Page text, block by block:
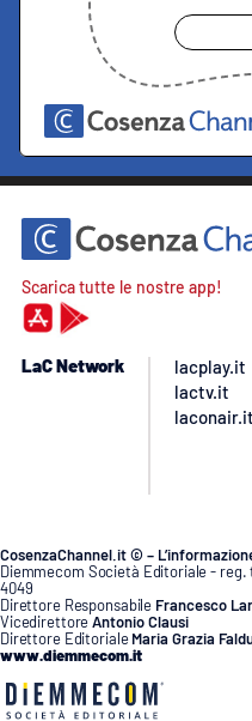
Scarica tutte le nostre app!
LaC Network
lacplay.it
lactv.it
laconair.it
CosenzaChannel.it © –
Diemmecom Società Editoriale - reg.
4049
Direttore Responsabile Francesco
VicedirettoreAntonio Clausi
Direttore Editoriale Maria Grazia
www.diemmecom.it